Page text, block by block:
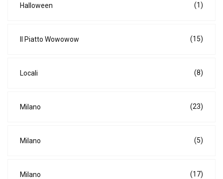
Halloween (1)
Il Piatto Wowowow (15)
Locali (8)
Milano (23)
Milano (5)
Milano (17)